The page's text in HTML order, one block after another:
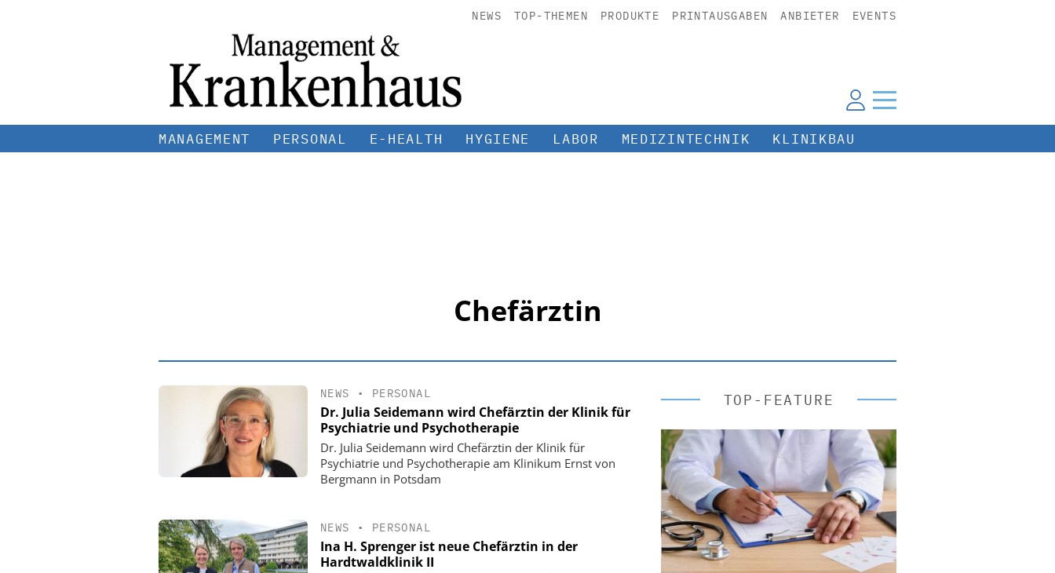
NEWS TOP-THEMEN PRODUKTE PRINTAUSGABEN ANBIETER EVENTS
MANAGEMENT PERSONAL E-HEALTH HYGIENE LABOR MEDIZINTECHNIK KLINIKBAU
Chefärztin
NEWS • PERSONAL
Dr. Julia Seidemann wird Chefärztin der Klinik für
Psychiatrie und Psychotherapie
Dr. Julia Seidemann wird Chefärztin der Klinik für
Psychiatrie und Psychotherapie am Klinikum Ernst von
Bergmann in Potsdam
NEWS • PERSONAL
Ina H. Sprenger ist neue Chefärztin in der
Hardtwaldklinik II
TOP-FEATURE